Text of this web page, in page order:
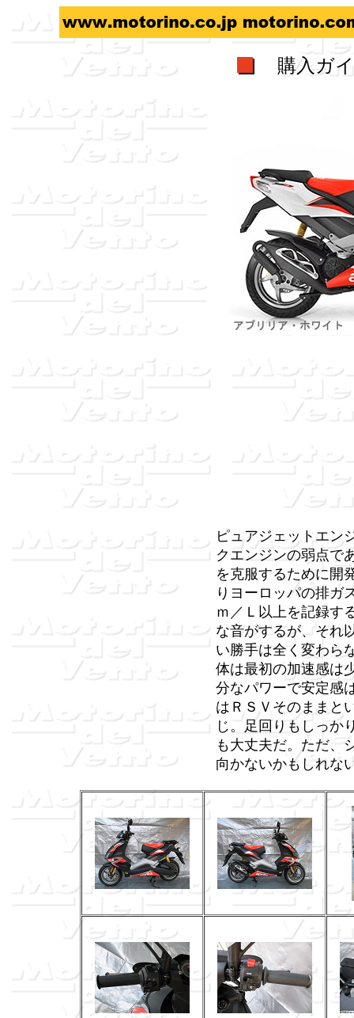
購入ガ
ピュアジェットエン
クエンジンの弱点で
を克服するために開
りヨーロッパの排ガ
ｍ／Ｌ以上を記録す
な音がするが、それ
い勝手は全く変わら
体は最初の加速感は
分なパワーで安定感
はＲＳＶそのままと
じ。足回りもしっか
も大丈夫だ。ただ、
向かないかもしれな